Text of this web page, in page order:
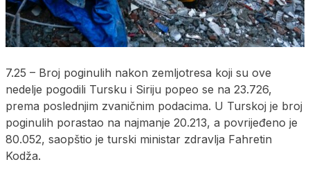
7.25 – Broj poginulih nakon zemljotresa koji su ove
nedelje pogodili Tursku i Siriju popeo se na 23.726,
prema poslednjim zvaničnim podacima. U Turskoj je broj
poginulih porastao na najmanje 20.213, a povrijeđeno je
80.052, saopštio je turski ministar zdravlja Fahretin
Kodža.